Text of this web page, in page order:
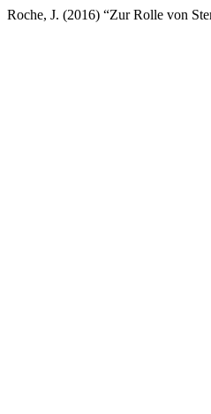
Roche, J. (2016) “Zur Rolle von